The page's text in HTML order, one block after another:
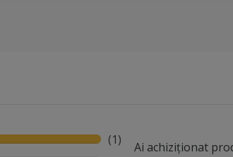
(1)
Ai achiziționat